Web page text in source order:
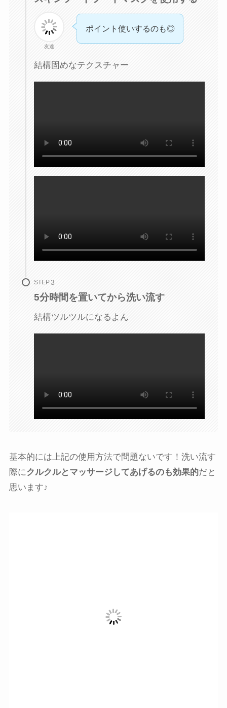
友達
ポイント使いするのも◎
結構固めなテクスチャー
STEP
5分時間を置いてから洗い流す
結構ツルツルになるよん
基本的には上記の使用方法で問題ないです！洗い流す
際にクルクルとマッサージしてあげるのも効果的だと
思います♪